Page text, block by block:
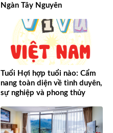
Ngàn Tây Nguyên
Tuổi Hợi hợp tuổi nào: Cẩm
nang toàn diện về tình duyên,
sự nghiệp và phong thủy